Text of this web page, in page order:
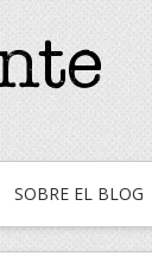
SOBRE EL BLOG